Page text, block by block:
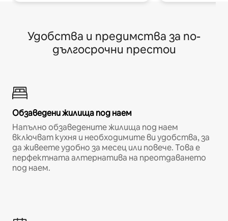
Удобства и предимства за по-
дългосрочни престои
Обзаведени жилища под наем
Напълно обзаведените жилища под наем
включват кухня и необходимите ви удобства, за
да живеете удобно за месец или повече. Това е
перфектната алтернатива на преотдаването
под наем.